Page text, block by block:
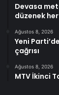
Devasa
düzenek
Ağustos 8, 2026
Yeni
çağrısı
Ağustos 8, 2026
MTV İkinci